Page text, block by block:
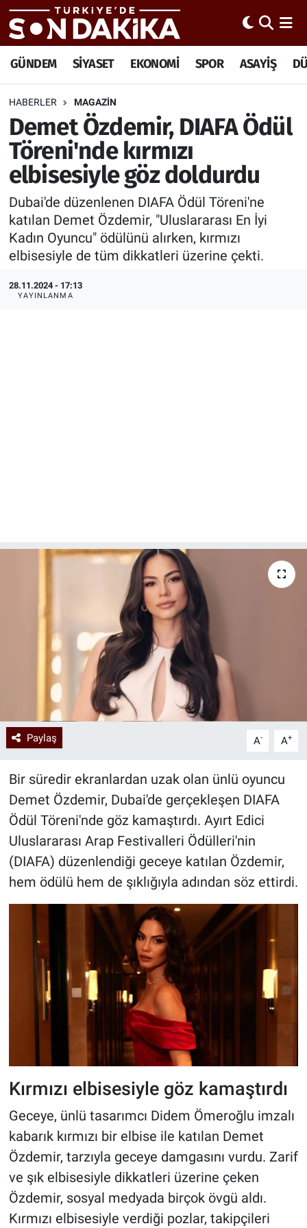
GÜNDEM SİYASET EKONOMİ SPOR ASAYİŞ
HABERLER MAGAZİN
Demet Özdemir, DIAFA Ödül
Töreni'nde kırmızı
elbisesiyle göz doldurdu
Dubai'de düzenlenen DIAFA Ödül Töreni'ne
katılan Demet Özdemir, "Uluslararası En İyi
Kadın Oyuncu" ödülünü alırken, kırmızı
elbisesiyle de tüm dikkatleri üzerine çekti.
28.11.2024 - 17:13
YAYINLANMA
Paylaş A- A+
Bir süredir ekranlardan uzak olan ünlü oyuncu
Demet Özdemir, Dubai'de gerçekleşen DIAFA
Ödül Töreni'nde göz kamaştırdı. Ayırt Edici
Uluslararası Arap Festivalleri Ödülleri'nin
(DIAFA) düzenlendiği geceye katılan Özdemir,
hem ödülü hem de şıklığıyla adından söz ettirdi.
Kırmızı elbisesiyle göz kamaştırdı
Geceye, ünlü tasarımcı Didem Ömeroğlu imzalı
kabarık kırmızı bir elbise ile katılan Demet
Özdemir, tarzıyla geceye damgasını vurdu. Zarif
ve şık elbisesiyle dikkatleri üzerine çeken
Özdemir, sosyal medyada birçok övgü aldı.
Kırmızı elbisesiyle verdiği pozlar, takipçileri
Trafik Durumu
Süper Lig Puan Durumu ve Fikstür
Tüm Manşetler
Son Dakika Haberleri
Haber Arşivi